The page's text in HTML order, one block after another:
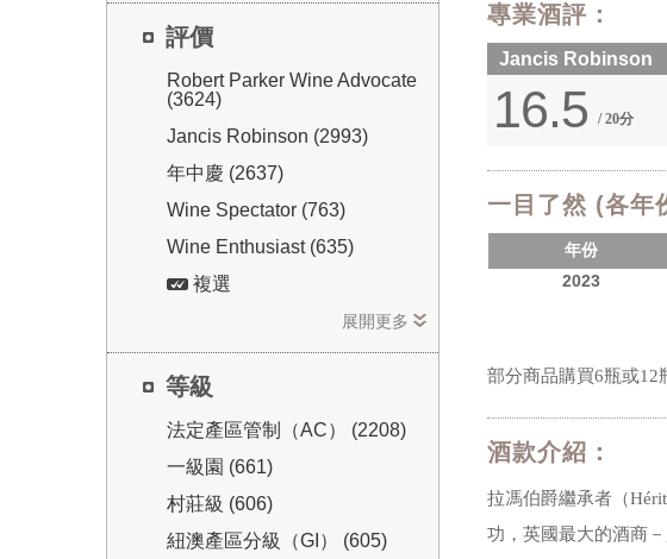
評價
Robert Parker Wine Advocate
(3624)
Jancis Robinson (2993)
年中慶 (2637)
Wine Spectator (763)
Wine Enthusiast (635)
複選
展開更多
等級
法定產區管制（AC） (2208)
一級園 (661)
村莊級 (606)
紐澳產區分級（GI） (605)
專業酒評：
Jancis Robinson
16.5 / 20分
一目了然 (各年
年份
2023
部分商品購買6瓶或12
酒款介紹：
拉馮伯爵繼承者（
功，英國最大的酒商